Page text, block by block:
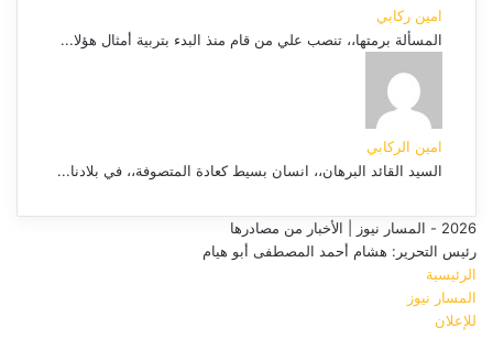
امين ركابي
المسألة برمتها،، تنصب علي من قام منذ البدء بتربية أمثال هؤلا...
امين الركابي
السيد القائد البرهان،، انسان بسيط كعادة المتصوفة،، في بلادنا...
2026 - المسار نيوز | الأخبار من مصادرها
رئيس التحرير: هشام أحمد المصطفى أبو هيام
الرئيسية
المسار نيوز
للإعلان